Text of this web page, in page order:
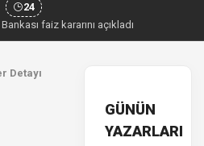
24
faiz kararını açıkladı
Detayı
GÜNÜN
YAZARLARI